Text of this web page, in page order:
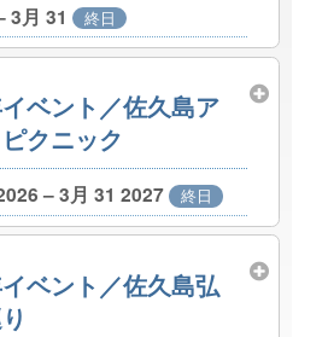
3月 31 終日
ベント／佐久島ア
クニック
– 3月 31 2027 終日
ベント／佐久島弘